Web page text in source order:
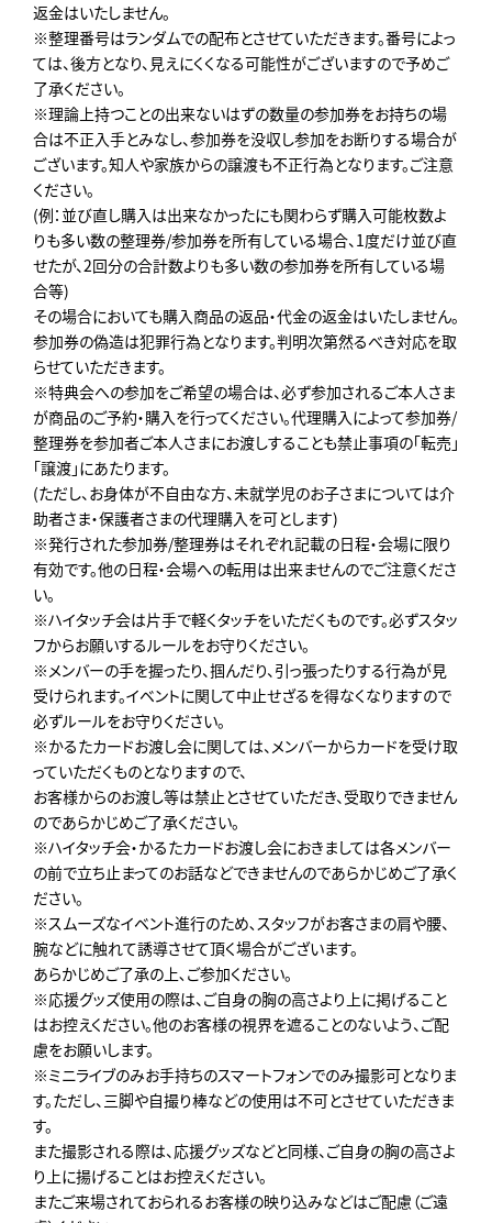
返金はいたしません。
※整理番号はランダムでの配布とさせていただきます。番号によっ
ては、後方となり、見えにくくなる可能性がございますので予めご
了承ください。
※理論上持つことの出来ないはずの数量の参加券をお持ちの場
合は不正入手とみなし、参加券を没収し参加をお断りする場合が
ございます。知人や家族からの譲渡も不正行為となります。ご注意
ください。
(例：並び直し購入は出来なかったにも関わらず購入可能枚数よ
りも多い数の整理券/参加券を所有している場合、1度だけ並び直
せたが、2回分の合計数よりも多い数の参加券を所有している場
合等)
その場合においても購入商品の返品・代金の返金はいたしません。
参加券の偽造は犯罪行為となります。判明次第然るべき対応を取
らせていただきます。
※特典会への参加をご希望の場合は、必ず参加されるご本人さま
が商品のご予約・購入を行ってください。代理購入によって参加券/
整理券を参加者ご本人さまにお渡しすることも禁止事項の「転売」
「譲渡」にあたります。
(ただし、お身体が不自由な方、未就学児のお子さまについては介
助者さま・保護者さまの代理購入を可とします)
※発行された参加券/整理券はそれぞれ記載の日程・会場に限り
有効です。他の日程・会場への転用は出来ませんのでご注意くださ
い。
※ハイタッチ会は片手で軽くタッチをいただくものです。必ずスタッ
フからお願いするルールをお守りください。
※メンバーの手を握ったり、掴んだり、引っ張ったりする行為が見
受けられます。イベントに関して中止せざるを得なくなりますので
必ずルールをお守りください。
※かるたカードお渡し会に関しては、メンバーからカードを受け取
っていただくものとなりますので、
お客様からのお渡し等は禁止とさせていただき、受取りできません
のであらかじめご了承ください。
※ハイタッチ会・かるたカードお渡し会におきましては各メンバー
の前で立ち止まってのお話などできませんのであらかじめご了承く
ださい。
※スムーズなイベント進行のため､スタッフがお客さまの肩や腰、
腕などに触れて誘導させて頂く場合がございます。
あらかじめご了承の上､ご参加ください。
※応援グッズ使用の際は、ご自身の胸の高さより上に掲げること
はお控えください。他のお客様の視界を遮ることのないよう、ご配
慮をお願いします。
※ミニライブのみお手持ちのスマートフォンでのみ撮影可となりま
す。ただし、三脚や自撮り棒などの使用は不可とさせていただきま
す。
また撮影される際は、応援グッズなどと同様、ご自身の胸の高さよ
り上に揚げることはお控えください。
またご来場されておられるお客様の映り込みなどはご配慮（ご遠